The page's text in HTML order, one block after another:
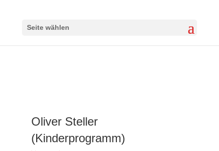
Seite wählen
Oliver Steller
(Kinderprogramm)